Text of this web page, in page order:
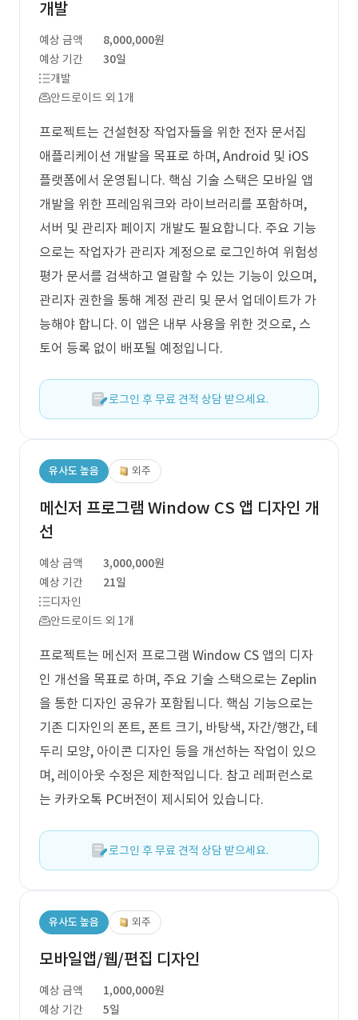
개발
예상 금액
8,000,000원
예상 기간
30일
개발
안드로이드 외 1개
프로젝트는 건설현장 작업자들을 위한 전자 문서집
애플리케이션 개발을 목표로 하며, Android 및 iOS
플랫폼에서 운영됩니다. 핵심 기술 스택은 모바일 앱
개발을 위한 프레임워크와 라이브러리를 포함하며,
서버 및 관리자 페이지 개발도 필요합니다. 주요 기능
으로는 작업자가 관리자 계정으로 로그인하여 위험성
평가 문서를 검색하고 열람할 수 있는 기능이 있으며,
관리자 권한을 통해 계정 관리 및 문서 업데이트가 가
능해야 합니다. 이 앱은 내부 사용을 위한 것으로, 스
토어 등록 없이 배포될 예정입니다.
로그인 후 무료 견적 상담 받으세요.
유사도 높음 외주
메신저 프로그램 Window CS 앱 디자인 개
선
예상 금액
3,000,000원
예상 기간
21일
디자인
안드로이드 외 1개
프로젝트는 메신저 프로그램 Window CS 앱의 디자
인 개선을 목표로 하며, 주요 기술 스택으로는 Zeplin
을 통한 디자인 공유가 포함됩니다. 핵심 기능으로는
기존 디자인의 폰트, 폰트 크기, 바탕색, 자간/행간, 테
두리 모양, 아이콘 디자인 등을 개선하는 작업이 있으
며, 레이아웃 수정은 제한적입니다. 참고 레퍼런스로
는 카카오톡 PC버전이 제시되어 있습니다.
로그인 후 무료 견적 상담 받으세요.
유사도 높음 외주
모바일앱/웹/편집 디자인
예상 금액
1,000,000원
예상 기간
5일